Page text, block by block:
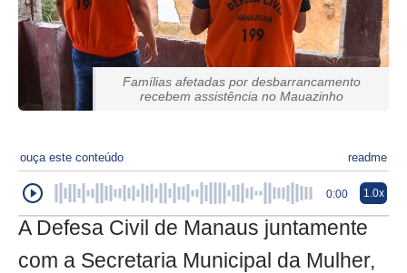
Famílias afetadas por desbarrancamento
recebem assistência no Mauazinho
ouça este conteúdo readme
0:00 1.0x
A Defesa Civil de Manaus juntamente
com a Secretaria Municipal da Mulher,